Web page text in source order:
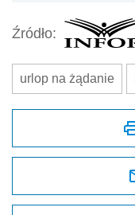
Źródło:
urlop na żądanie